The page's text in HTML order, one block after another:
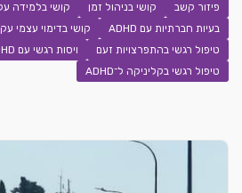
פיזור קשב
קושי בניהול זמן
קושי בלמידה
בעיות חברתיות עם ADHD
קושי בדימוי עצמי
טיפול רגשי בהתפרצויות זעם
ויסות רגשי עם ADHD
טיפול רגשי בקליניקה ל־ADHD